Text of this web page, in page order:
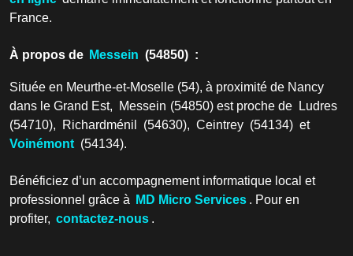
France.
À propos de Messein (54850) :
Située en Meurthe-et-Moselle (54), à proximité de Nancy
dans le Grand Est, Messein (54850) est proche de Ludres
(54710), Richardménil (54630), Ceintrey (54134) et
Voinémont (54134).
Bénéficiez d’un accompagnement informatique local et
professionnel grâce à
MD Micro Services . Pour en
profiter, contactez-nous .